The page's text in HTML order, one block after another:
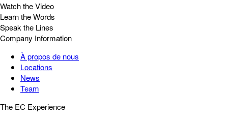
Watch the Video
Learn the Words
Speak the Lines
Company Information
À propos de nous
Locations
News
Team
The EC Experience